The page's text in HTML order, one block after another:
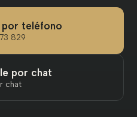
por teléfono
829
por chat
chat